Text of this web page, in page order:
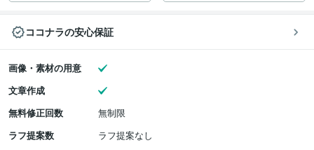
ココナラの安心保証
画像・素材の用意
文章作成
無料修正回数
無制限
ラフ提案数
ラフ提案なし